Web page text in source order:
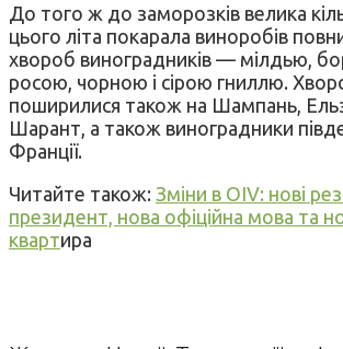
До того ж до заморозків велика
цього літа покарала виноробів
хвороб виноградників — мілдью,
росою, чорною і сірою гниллю.
поширилися також на Шампань,
Шарант, а також виноградники
Франції.
Читайте також: Зміни в OIV: нові
президент, нова офіційна мова та
квартира